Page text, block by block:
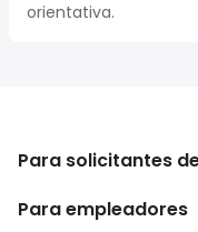
orientativa.
Para solicitantes
Buscador de trabajo
Para empleadores